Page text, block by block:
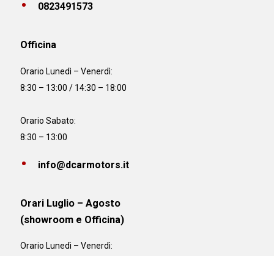
0823491573
Officina
OrarioLunedì – Venerdì:
8:30 – 13:00 / 14:30 – 18:00
Orario Sabato:
8:30 – 13:00
info@dcarmotors.it
Orari Luglio – Agosto
(showroom e Officina)
Orario Lunedì – Venerdì: